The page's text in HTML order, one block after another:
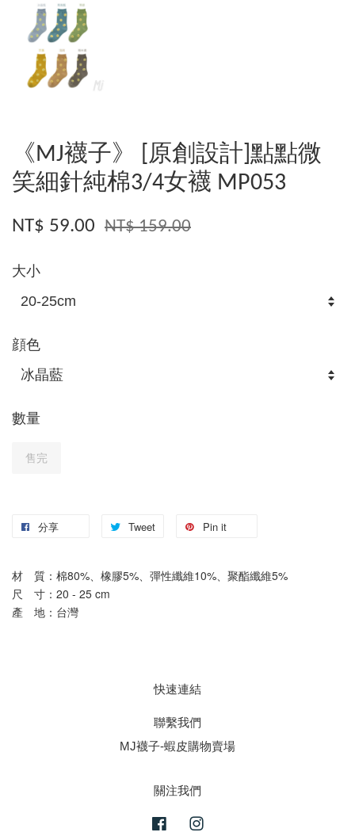
《MJ襪子》 [原創設計]點點微
笑細針純棉3/4女襪 MP053
NT$ 59.00 NT$ 159.00
大小
顔色
數量
售完
分享 Tweet Pin it
材　質：棉80%、橡膠5%、彈性纖維10%、聚酯纖維5%
尺　寸：20 - 25 cm
產　地：台灣
快速連結
聯繫我們
MJ襪子-蝦皮購物賣場
關注我們
Facebook